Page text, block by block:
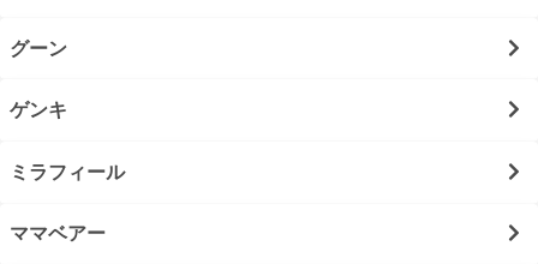
グーン
ゲンキ
ミラフィール
ママベアー